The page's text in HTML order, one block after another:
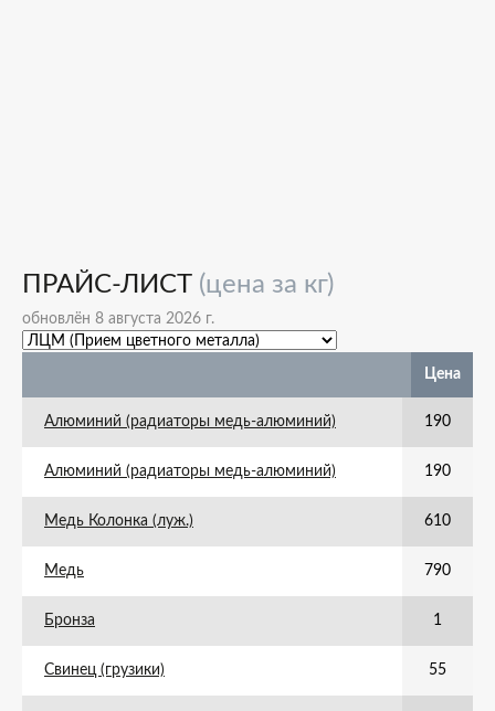
ПРАЙС-ЛИСТ (цена за кг)
обновлён 8 августа 2026 г.
Цена
Алюминий (радиаторы медь-алюминий) 190
Алюминий (радиаторы медь-алюминий) 190
Медь Колонка (луж.) 610
Медь 790
Бронза 1
Свинец (грузики) 55